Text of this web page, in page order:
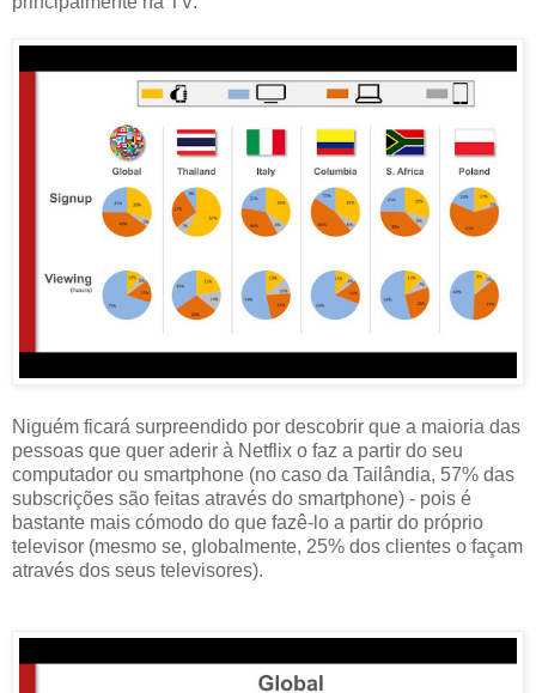
Niguém ficará surpreendido por descobrir que a maioria das
pessoas que quer aderir à Netflix o faz a partir do seu
computador ou smartphone (no caso da Tailândia, 57% das
subscrições são feitas através do smartphone) - pois é
bastante mais cómodo do que fazê-lo a partir do próprio
televisor (mesmo se, globalmente, 25% dos clientes o façam
através dos seus televisores).